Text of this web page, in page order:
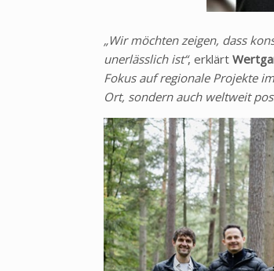
„Wir möchten zeigen, dass
unerlässlich ist“, erklärt
Fokus auf regionale Projekte
Ort, sondern auch weltweit